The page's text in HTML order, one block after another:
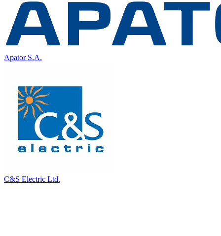
Apator S.A.
C&S Electric Ltd.